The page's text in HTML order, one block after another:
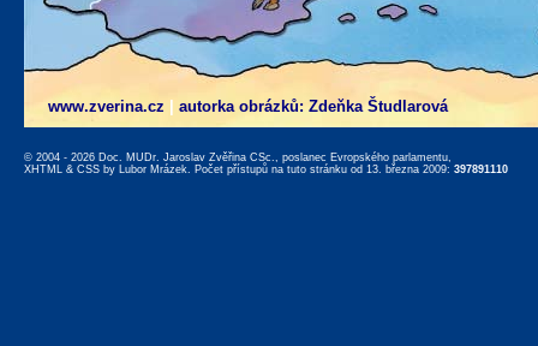
www.zverina.cz autorka obrázků: Zdeňka Študlarová
© 2004 - 2026 Doc. MUDr. Jaroslav Zvěřina CSc., poslanec Evropského parlamentu,
XHTML & CSS by Lubor Mrázek. Počet přístupů na tuto stránku od 13. března 2009: 397891110